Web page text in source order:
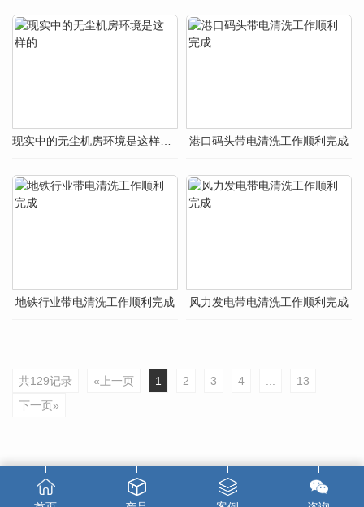
现实中的无尘机房环境是这样的…… 港口码头带电清洗工作顺利完成
地铁行业带电清洗工作顺利完成 风力发电带电清洗工作顺利完成
共129记录 «上一页 1 2 3 4
13
下一页»